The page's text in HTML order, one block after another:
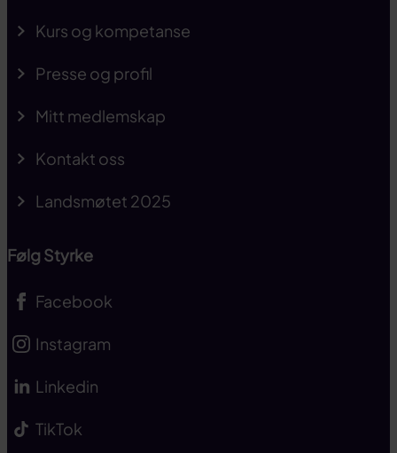
Kurs og kompetanse
Presse og profil
Mitt medlemskap
Kontakt oss
Landsmøtet 2025
Følg Styrke
Facebook
Instagram
Linkedin
TikTok